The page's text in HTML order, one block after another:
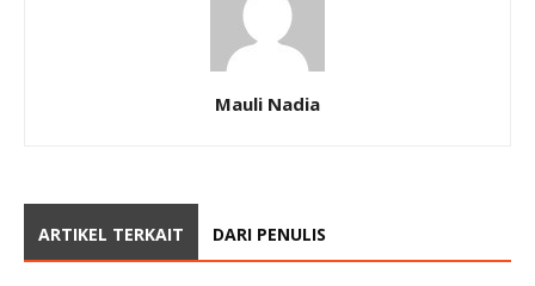
Mauli Nadia
ARTIKEL TERKAIT DARI PENULIS